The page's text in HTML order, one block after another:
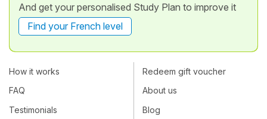
And get your personalised Study Plan to improve it
Find your French level
How it works
FAQ
Testimonials
Redeem gift voucher
About us
Blog